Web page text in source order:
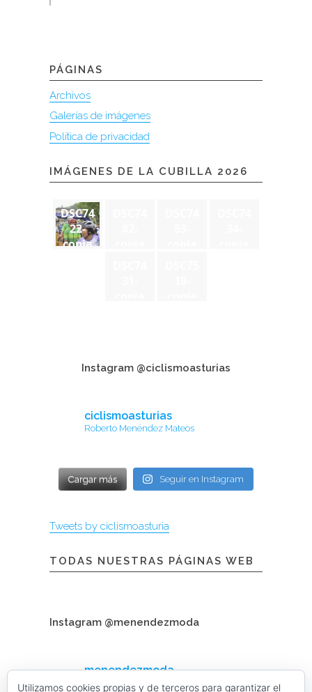
PÁGINAS
Archivos
Galerías de imágenes
Política de privacidad
IMÁGENES DE LA CUBILLA 2026
DSC74
22-
copia
Instagram @ciclismoasturias
ciclismoasturias
Roberto Menéndez Mateos
Cargar más Seguir en Instagram
Tweets by ciclismoasturia
TODAS NUESTRAS PÁGINAS WEB
Instagram @menendezmoda
menendezmoda
Menéndez Moda hombre
Utilizamos cookies propias y de terceros para garantizar el